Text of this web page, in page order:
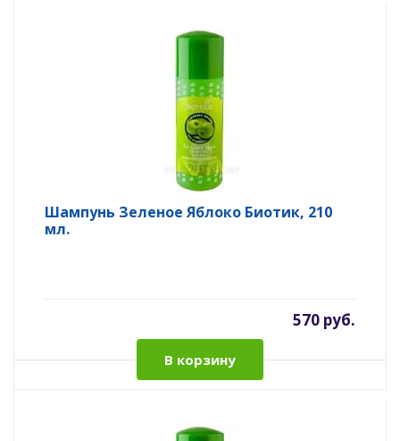
Шампунь Зеленое Яблоко Биотик, 210
мл.
570 руб.
В корзину